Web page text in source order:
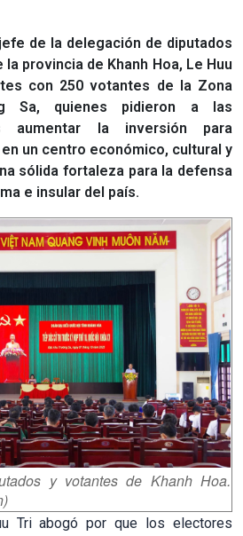
de la delegación de diputados
provincia de Khanh Hoa, Le Huu
con 250 votantes de la Zona
Sa, quienes pidieron a las
aumentar la inversión para
un centro económico, cultural y
sólida fortaleza para la defensa
e insular del país.
y votantes de Khanh Hoa.
Tri abogó por que los electores